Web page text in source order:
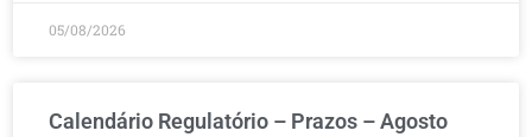
05/08/2026
Calendário Regulatório – Prazos – Agosto